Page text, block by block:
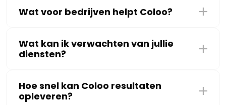
Wat voor bedrijven helpt Coloo?
Wat kan ik verwachten van jullie
diensten?
Hoe snel kan Coloo resultaten
opleveren?